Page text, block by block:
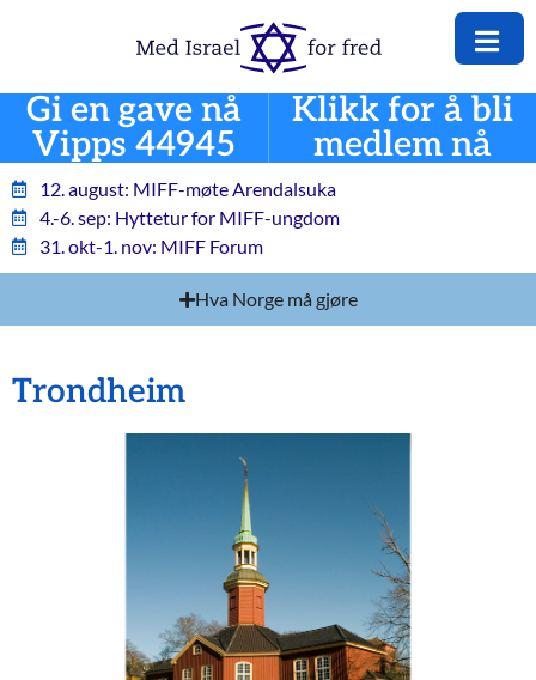
Gi en gave nå
Vipps 44945
Klikk for å bli
medlem nå
12. august: MIFF-møte Arendalsuka
4.-6. sep: Hyttetur for MIFF-ungdom
31. okt-1. nov: MIFF Forum
Hva Norge må gjøre
Trondheim